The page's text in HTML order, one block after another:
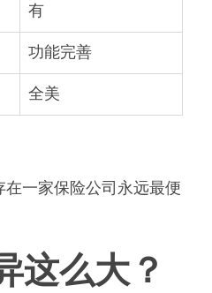
有
功能完善
全美
一家保险公司永远最便
这么大？